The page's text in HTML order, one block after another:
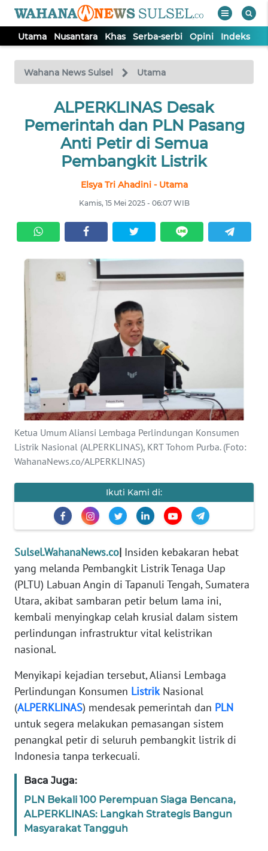
Utama Nusantara Khas Serba-serbi Opini Indeks
Wahana News Sulsel Utama
ALPERKLINAS Desak
Pemerintah dan PLN Pasang
Anti Petir di Semua
Pembangkit Listrik
Elsya Tri Ahadini - Utama
Kamis, 15 Mei 2025 - 06:07 WIB
Ketua Umum Aliansi Lembaga Perlindungan Konsumen
Listrik Nasional (ALPERKLINAS), KRT Tohom Purba. (Foto:
WahanaNews.co/ALPERKLINAS)
Ikuti Kami di:
Sulsel.WahanaNews.co| Insiden kebakaran hebat
yang melanda Pembangkit Listrik Tenaga Uap
(PLTU) Labuan Angin di Tapanuli Tengah, Sumatera
Utara, akibat sambaran petir belum lama ini,
kembali menyingkap celah krusial dalam sistem
perlindungan infrastruktur vital kelistrikan
nasional.
Menyikapi kejadian tersebut, Aliansi Lembaga
Perlindungan Konsumen ListrikNasional
(ALPERKLINAS) mendesak pemerintah dan PLN
untuk segera melakukan pemasangan sistem
penangkal petir di seluruh pembangkit listrik di
Indonesia tanpa terkecuali.
Baca Juga:
PLN Bekali 100 Perempuan Siaga Bencana,
ALPERKLINAS: Langkah Strategis Bangun
Masyarakat Tangguh
TV
Tutup
NUSANTARA
SERBI
Informasi
BERITA
KONTAK
KAMI
INFO
IKLAN
TENTANG
KAMI
MEDIA
REDAKSI
KARIR
DISCLAIMER
Wahana
News
WN
SUMUT
WN
JAKARTA
WN
JABAR
WN